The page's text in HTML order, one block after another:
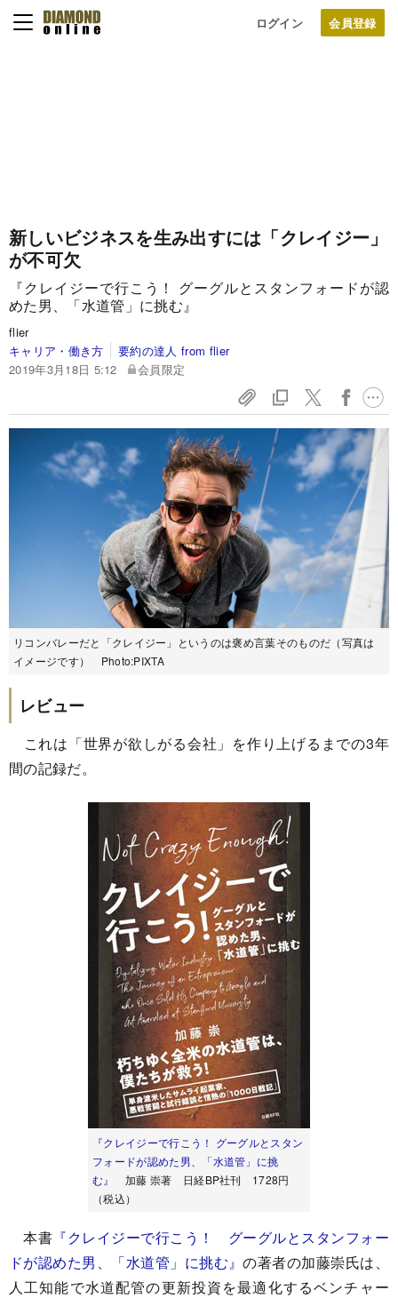
ログイン
新しいビジネスを生み出すには「クレイジー」
が不可欠
『クレイジーで行こう！ グーグルとスタンフォードが認
めた男、「水道管」に挑む』
flier
キャリア・働き方
要約の達人 from flier
2019年3月18日 5:12
会員限定
リコンバレーだと「クレイジー」というのは褒め言葉そのものだ（写真は
イメージです） Photo:PIXTA
レビュー
これは「世界が欲しがる会社」を作り上げるまでの3年
間の記録だ。
『クレイジーで行こう！ グーグルとスタン
フォードが認めた男、「水道管」に挑
む』
加藤 崇著 日経BP社刊 1728円
（税込）
本書 『クレイジーで行こう！ グーグルとスタンフォー
ドが認めた男、「水道管」に挑む』の著者の加藤崇氏は、
人工知能で水道配管の更新投資を最適化するベンチャー